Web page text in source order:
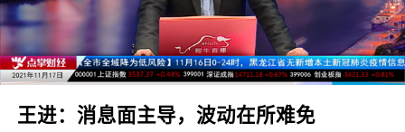
王进：消息面主导，波动在所难免